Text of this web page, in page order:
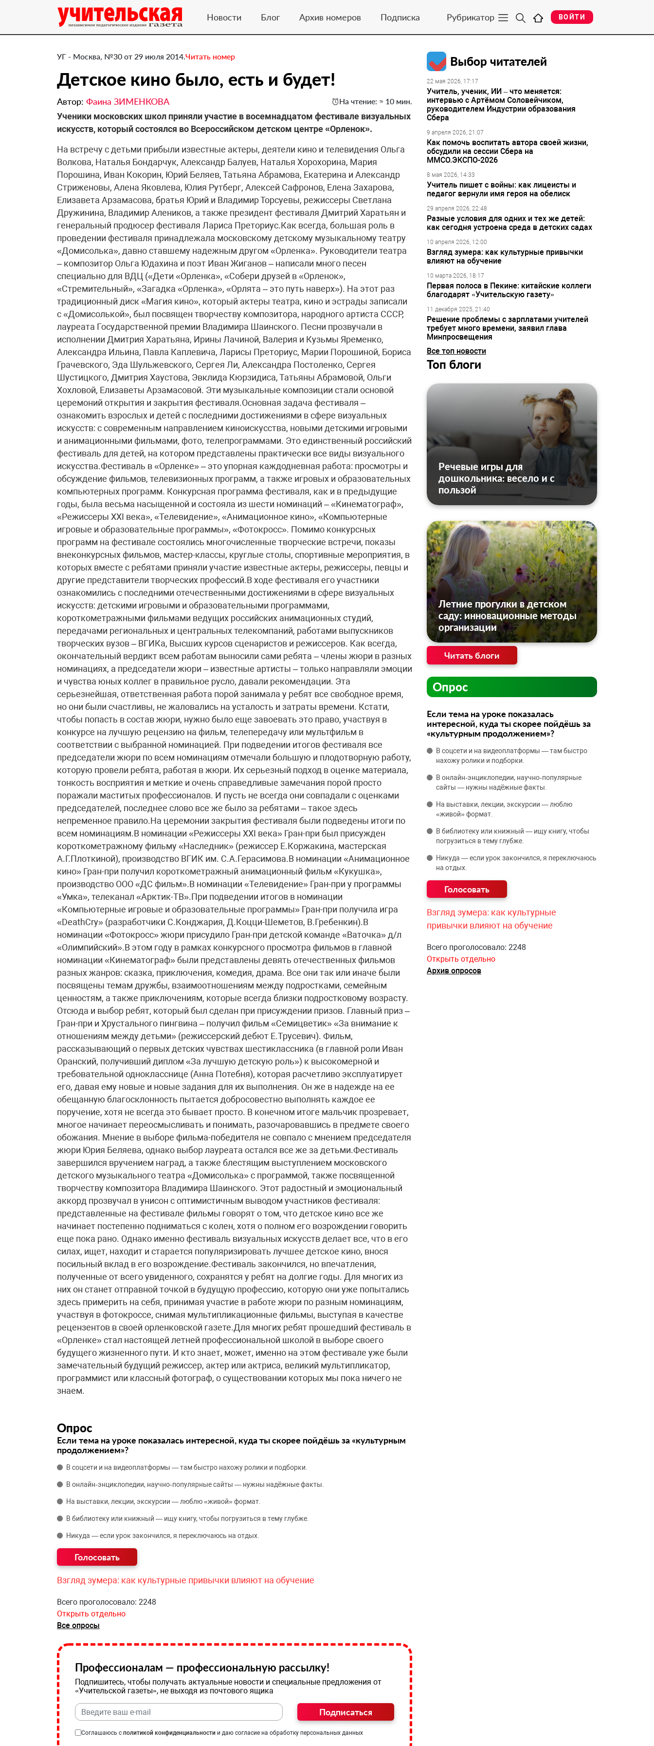
Новости Блог Архив номеров Подписка Рубрикатор ВОЙТИ
УГ - Москва, №30 от 29 июля 2014.Читать номер
Детское кино было, есть и будет!
Автор: Фаина ЗИМЕНКОВА На чтение: ≈ 10 мин.
​Ученики московских школ приняли участие в восемнадцатом фестивале визуальных
искусств, который состоялся во Всероссийском детском центре «Орленок».
На встречу с детьми прибыли известные актеры, деятели кино и телевидения Ольга
Волкова, Наталья Бондарчук, Александр Балуев, Наталья Хорохорина, Мария
Порошина, Иван Кокорин, Юрий Беляев, Татьяна Абрамова, Екатерина и Александр
Стриженовы, Алена Яковлева, Юлия Рутберг, Алексей Сафронов, Елена Захарова,
Елизавета Арзамасова, братья Юрий и Владимир Торсуевы, режиссеры Светлана
Дружинина, Владимир Алеников, а также президент фестиваля Дмитрий Харатьян и
генеральный продюсер фестиваля Лариса Преториус.Как всегда, большая роль в
проведении фестиваля принадлежала московскому детскому музыкальному театру
«Домисолька», давно ставшему надежным другом «Орленка». Руководители театра
– композитор Ольга Юдахина и поэт Иван Жиганов – написали много песен
специально для ВДЦ («Дети «Орленка», «Собери друзей в «Орленок»,
«Стремительный», «Загадка «Орленка», «Орлята – это путь наверх»). На этот раз
традиционный диск «Магия кино», который актеры театра, кино и эстрады записали
с «Домисолькой», был посвящен творчеству композитора, народного артиста СССР,
лауреата Государственной премии Владимира Шаинского. Песни прозвучали в
исполнении Дмитрия Харатьяна, Ирины Лачиной, Валерия и Кузьмы Яременко,
Александра Ильина, Павла Каплевича, Ларисы Преториус, Марии Порошиной, Бориса
Грачевского, Эда Шульжевского, Сергея Ли, Александра Постоленко, Сергея
Шустицкого, Дмитрия Хаустова, Эвклида Кюрзидиса, Татьяны Абрамовой, Ольги
Хохловой, Елизаветы Арзамасовой. Эти музыкальные композиции стали основой
церемоний открытия и закрытия фестиваля.Основная задача фестиваля –
ознакомить взрослых и детей с последними достижениями в сфере визуальных
искусств: с современным направлением киноискусства, новыми детскими игровыми
и анимационными фильмами, фото, телепрограммами. Это единственный российский
фестиваль для детей, на котором представлены практически все виды визуального
искусства.Фестиваль в «Орленке» – это упорная каждодневная работа: просмотры и
обсуждение фильмов, телевизионных программ, а также игровых и образовательных
компьютерных программ. Конкурсная программа фестиваля, как и в предыдущие
годы, была весьма насыщенной и состояла из шести номинаций – «Кинематограф»,
«Режиссеры ХХI века», «Телевидение», «Анимационное кино», «Компьютерные
игровые и образовательные программы», «Фотокросс». Помимо конкурсных
программ на фестивале состоялись многочисленные творческие встречи, показы
внеконкурсных фильмов, мастер-классы, круглые столы, спортивные мероприятия, в
которых вместе с ребятами приняли участие известные актеры, режиссеры, певцы и
другие представители творческих профессий.В ходе фестиваля его участники
ознакомились с последними отечественными достижениями в сфере визуальных
искусств: детскими игровыми и образовательными программами,
короткометражными фильмами ведущих российских анимационных студий,
передачами региональных и центральных телекомпаний, работами выпускников
творческих вузов – ВГИКа, Высших курсов сценаристов и режиссеров. Как всегда,
окончательный вердикт всем работам выносили сами ребята – члены жюри в разных
номинациях, а председатели жюри – известные артисты – только направляли эмоции
и чувства юных коллег в правильное русло, давали рекомендации. Эта
серьезнейшая, ответственная работа порой занимала у ребят все свободное время,
но они были счастливы, не жаловались на усталость и затраты времени. Кстати,
чтобы попасть в состав жюри, нужно было еще завоевать это право, участвуя в
конкурсе на лучшую рецензию на фильм, телепередачу или мультфильм в
соответствии с выбранной номинацией. При подведении итогов фестиваля все
председатели жюри по всем номинациям отмечали большую и плодотворную работу,
которую провели ребята, работая в жюри. Их серьезный подход в оценке материала,
тонкость восприятия и меткие и очень справедливые замечания порой просто
поражали маститых профессионалов. И пусть не всегда они совпадали с оценками
председателей, последнее слово все же было за ребятами – такое здесь
непременное правило.На церемонии закрытия фестиваля были подведены итоги по
всем номинациям.В номинации «Режиссеры XXI века» Гран-при был присужден
короткометражному фильму «Наследник» (режиссер Е.Коржакина, мастерская
А.Г.Плоткиной), производство ВГИК им. С.А.Герасимова.В номинации «Анимационное
кино» Гран-при получил короткометражный анимационный фильм «Кукушка»,
производство ООО «ДС фильм».В номинации «Телевидение» Гран-при у программы
«Умка», телеканал «Арктик-ТВ».При подведении итогов в номинации
«Компьютерные игровые и образовательные программы» Гран-при получила игра
«DeathCry» (разработчики С.Конджария, Д.Коцци-Шеметов, В.Гребенкин).В
номинации «Фотокросс» жюри присудило Гран-при детской команде «Ваточка» д/л
«Олимпийский».В этом году в рамках конкурсного просмотра фильмов в главной
номинации «Кинематограф» были представлены девять отечественных фильмов
разных жанров: сказка, приключения, комедия, драма. Все они так или иначе были
посвящены темам дружбы, взаимоотношениям между подростками, семейным
ценностям, а также приключениям, которые всегда близки подростковому возрасту.
Отсюда и выбор ребят, который был сделан при присуждении призов. Главный приз –
Гран-при и Хрустального пингвина – получил фильм «Семицветик» «За внимание к
отношениям между детьми» (режиссерский дебют Е.Трусевич). Фильм,
рассказывающий о первых детских чувствах шестиклассника (в главной роли Иван
Оранский, получивший диплом «За лучшую детскую роль») к высокомерной и
требовательной однокласснице (Анна Потебня), которая расчетливо эксплуатирует
его, давая ему новые и новые задания для их выполнения. Он же в надежде на ее
обещанную благосклонность пытается добросовестно выполнять каждое ее
поручение, хотя не всегда это бывает просто. В конечном итоге мальчик прозревает,
многое начинает переосмысливать и понимать, разочаровавшись в предмете своего
обожания. Мнение в выборе фильма-победителя не совпало с мнением председателя
жюри Юрия Беляева, однако выбор лауреата остался все же за детьми.Фестиваль
завершился вручением наград, а также блестящим выступлением московского
детского музыкального театра «Домисолька» с программой, также посвященной
творчеству композитора Владимира Шаинского. Этот радостный и эмоциональный
аккорд прозвучал в унисон с оптимистичным выводом участников фестиваля:
представленные на фестивале фильмы говорят о том, что детское кино все же
начинает постепенно подниматься с колен, хотя о полном его возрождении говорить
еще пока рано. Однако именно фестиваль визуальных искусств делает все, что в его
силах, ищет, находит и старается популяризировать лучшее детское кино, внося
посильный вклад в его возрождение.Фестиваль закончился, но впечатления,
полученные от всего увиденного, сохранятся у ребят на долгие годы. Для многих из
них он станет отправной точкой в будущую профессию, которую они уже попытались
здесь примерить на себя, принимая участие в работе жюри по разным номинациям,
участвуя в фотокроссе, снимая мультипликационные фильмы, выступая в качестве
рецензентов в своей орленковской газете.Для многих ребят прошедший фестиваль в
«Орленке» стал настоящей летней профессиональной школой в выборе своего
будущего жизненного пути. И кто знает, может, именно на этом фестивале уже были
замечательный будущий режиссер, актер или актриса, великий мультипликатор,
программист или классный фотограф, о существовании которых мы пока ничего не
знаем.
Опрос
Если тема на уроке показалась интересной, куда ты скорее пойдёшь за «культурным
продолжением»?
В соцсети и на видеоплатформы — там быстро нахожу ролики и подборки.
В онлайн‑энциклопедии, научно‑популярные сайты — нужны надёжные факты.
На выставки, лекции, экскурсии — люблю «живой» формат.
В библиотеку или книжный — ищу книгу, чтобы погрузиться в тему глубже.
Никуда — если урок закончился, я переключаюсь на отдых.
Взгляд зумера: как культурные привычки влияют на обучение
Всего проголосовало: 2248
Открыть отдельно
Все опросы
Профессионалам — профессиональную рассылку!
Подпишитесь, чтобы получать актуальные новости и специальные предложения от
«Учительской газеты», не выходя из почтового ящика
Подписаться
Соглашаюсь с политикой конфиденциальности и даю согласие на обработку персональных данных
Выбор читателей
22 мая 2026, 17:17
Учитель, ученик, ИИ – что меняется:
интервью с Артёмом Соловейчиком,
руководителем Индустрии образования
Сбера
9 апреля 2026, 21:07
Как помочь воспитать автора своей жизни,
обсудили на сессии Сбера на
ММСО.ЭКСПО-2026
8 мая 2026, 14:33
Учитель пишет с войны: как лицеисты и
педагог вернули имя героя на обелиск
29 апреля 2026, 22:48
Разные условия для одних и тех же детей:
как сегодня устроена среда в детских садах
10 апреля 2026, 12:00
Взгляд зумера: как культурные привычки
влияют на обучение
10 марта 2026, 18:17
Первая полоса в Пекине: китайские коллеги
благодарят «Учительскую газету»
11 декабря 2025, 21:40
Решение проблемы с зарплатами учителей
требует много времени, заявил глава
Минпросвещения
Все топ новости
Топ блоги
Речевые игры для
дошкольника: весело и с
пользой
Летние прогулки в детском
саду: инновационные методы
организации
Читать блоги
Опрос
Если тема на уроке показалась
интересной, куда ты скорее пойдёшь за
«культурным продолжением»?
В соцсети и на видеоплатформы — там быстро
нахожу ролики и подборки.
В онлайн‑энциклопедии, научно‑популярные
сайты — нужны надёжные факты.
На выставки, лекции, экскурсии — люблю
«живой» формат.
В библиотеку или книжный — ищу книгу, чтобы
погрузиться в тему глубже.
Никуда — если урок закончился, я переключаюсь
на отдых.
Взгляд зумера: как культурные
привычки влияют на обучение
Всего проголосовало: 2248
Открыть отдельно
Архив опросов